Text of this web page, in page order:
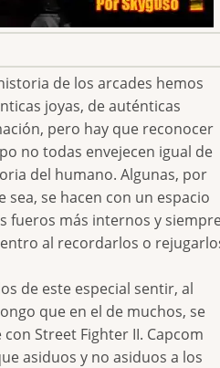
de los arcades hemos
joyas, de auténticas
pero hay que reconocer
no todas envejecen igual de
del humano. Algunas, por
sea, se hacen con un espacio
fueros más internos y
al recordarlos o
de este especial sentir, al
que en el de muchos, se
Street Fighter II. Capcom
asiduos y no asiduos a los